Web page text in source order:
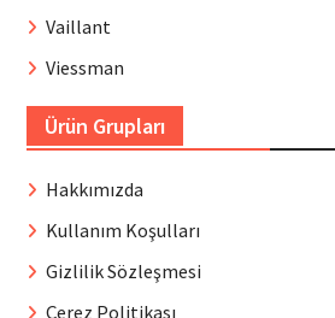
Vaillant
Viessman
Ürün Grupları
Hakkımızda
Kullanım Koşulları
Gizlilik Sözleşmesi
Çerez Politikası